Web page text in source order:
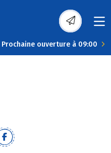
Prochaine ouverture à 09:00